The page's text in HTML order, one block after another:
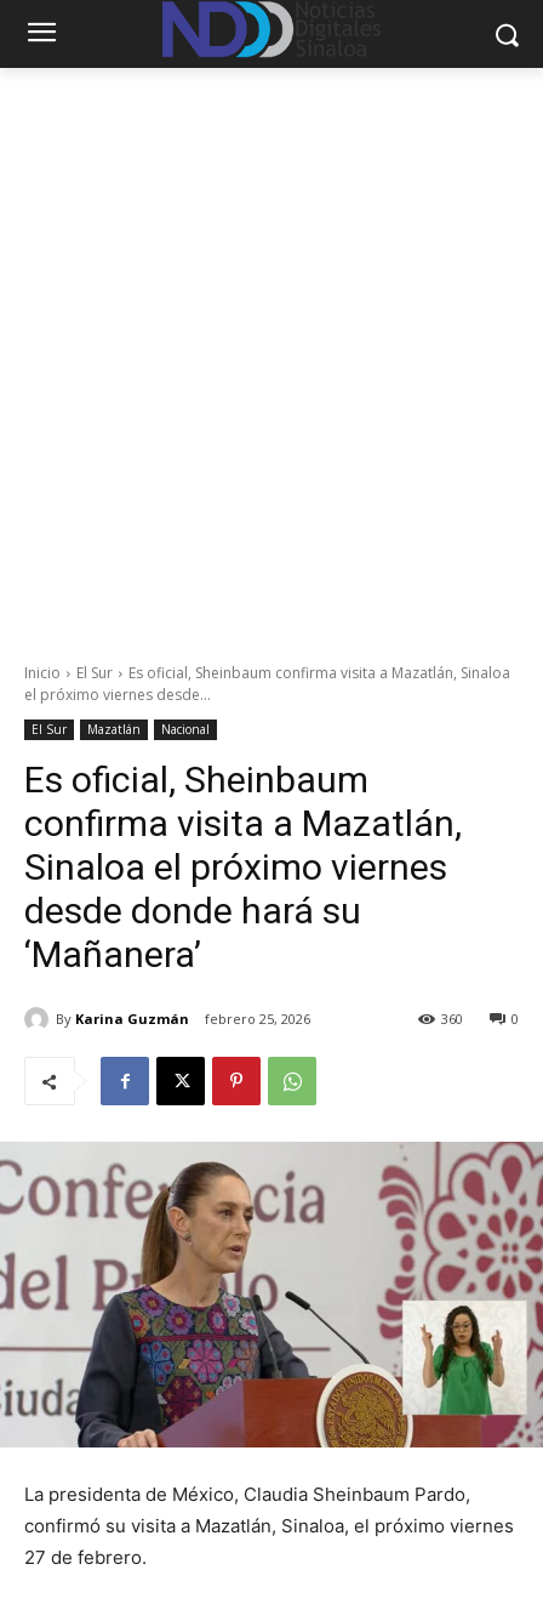
Inicio El Sur
Es oficial, Sheinbaum confirma visita a Mazatlán, Sinaloa
el próximo viernes desde...
El Sur Mazatlán Nacional
Es oficial, Sheinbaum
confirma visita a Mazatlán,
Sinaloa el próximo viernes
desde donde hará su
‘Mañanera’
By Karina Guzmán febrero 25, 2026 0
360
La presidenta de México, Claudia Sheinbaum Pardo,
confirmó su visita a Mazatlán, Sinaloa, el próximo viernes
27 de febrero.